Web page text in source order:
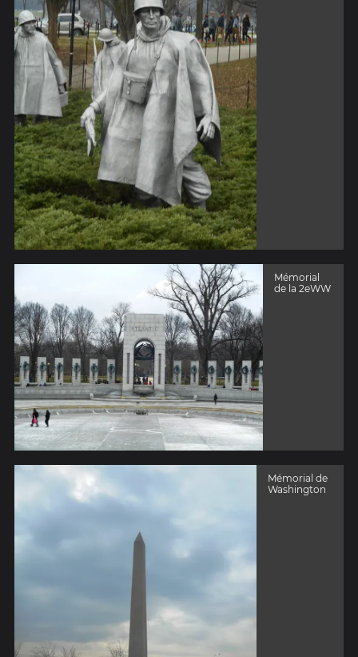
Mémorial
de la 2eWW
Mémorial de
Washington